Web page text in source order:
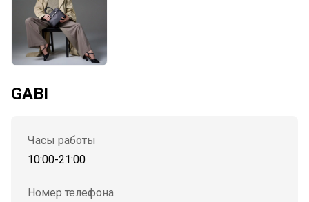
GABI
Часы работы
10:00-21:00
Номер телефона